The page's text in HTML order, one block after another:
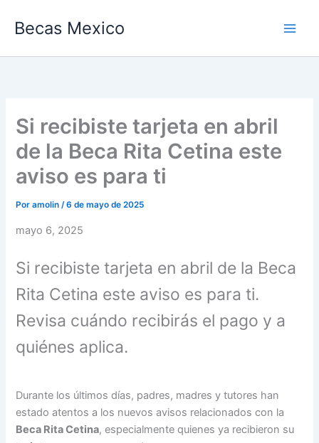
Becas Mexico
Si recibiste tarjeta en abril
de la Beca Rita Cetina este
aviso es para ti
Poramolin/6 de mayo de 2025
mayo 6, 2025
Si recibiste tarjeta en abril de la Beca
Rita Cetina este aviso es para ti.
Revisa cuándo recibirás el pago y a
quiénes aplica.
Durante los últimos días, padres, madres y tutores han
estado atentos a los nuevos avisos relacionados con la
Beca Rita Cetina, especialmente quienes ya recibieron su